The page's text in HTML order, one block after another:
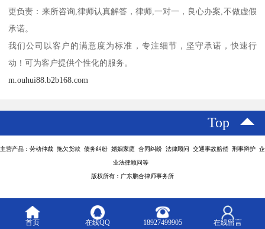
更负责：来所咨询,律师认真解答，律师,一对一，良心办案,不做虚假
承诺。
我们公司以客户的满意度为标准，专注细节，坚守承诺，快速行
动！可为客户提供个性化的服务。
m.ouhui88.b2b168.com
Top
主营产品：劳动仲裁 拖欠货款 债务纠纷 婚姻家庭 合同纠纷 法律顾问 交通事故赔偿 刑事辩护 企
业法律顾问等
版权所有：广东鹏合律师事务所
首页 在线QQ 18927499905 在线留言